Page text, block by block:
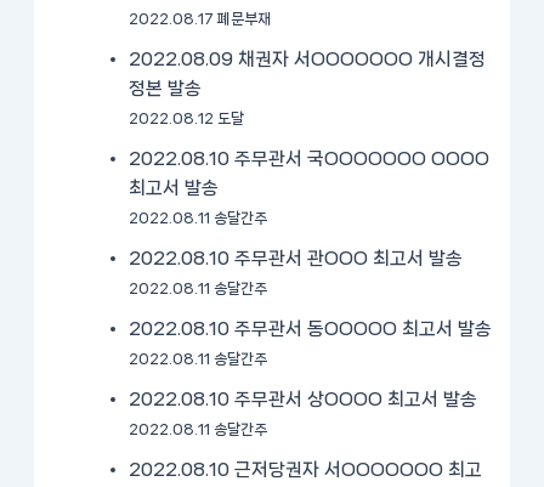
2022.08.17 폐문부재
2022.08.09 채권자 서OOOOOOO 개시결정
정본 발송
2022.08.12 도달
2022.08.10 주무관서 국OOOOOOO OOOO
최고서 발송
2022.08.11 송달간주
2022.08.10 주무관서 관OOO 최고서 발송
2022.08.11 송달간주
2022.08.10 주무관서 동OOOOO 최고서 발송
2022.08.11 송달간주
2022.08.10 주무관서 상OOOO 최고서 발송
2022.08.11 송달간주
2022.08.10 근저당권자 서OOOOOOO 최고